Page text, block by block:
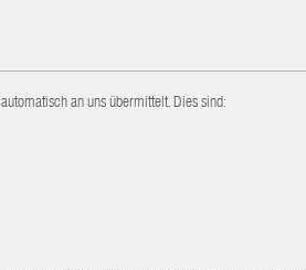
an uns übermittelt. Dies sind: